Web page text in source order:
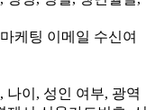
케팅 이메일 수신여
이, 성인 여부, 광역